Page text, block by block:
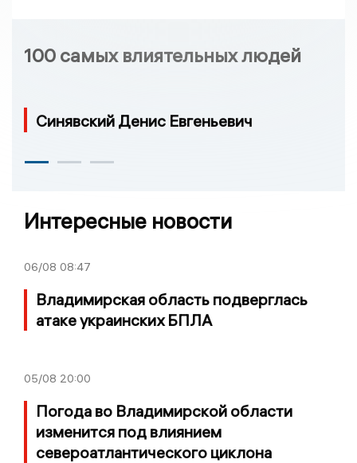
100 самых влиятельных людей
Синявский Денис Евгеньевич
Интересные новости
06/08 08:47
Владимирская область подверглась
атаке украинских БПЛА
05/08 20:00
Погода во Владимирской области
изменится под влиянием
североатлантического циклона